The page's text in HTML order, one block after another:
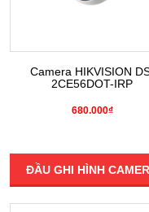
Camera HIKVISION
2CE56DOT-IRP
680.000₫
ĐẦU GHI HÌNH